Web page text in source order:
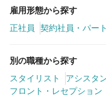
雇用形態から探す
正社員
契約社員・パート
別の職種から探す
スタイリスト
アシスタ
フロント・レセプション